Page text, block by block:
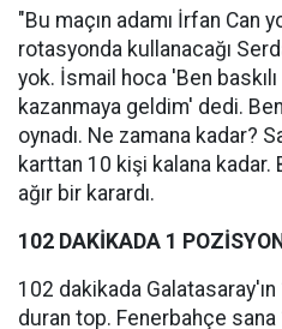
"Bu maçın adamı İrfan Can
rotasyonda kullanacağı
yok. İsmail hoca 'Ben
kazanmaya geldim' dedi.
oynadı. Ne zamana kadar?
karttan 10 kişi kalana
ağır bir karardı.
102 DAKİKADA 1 POZİSYON
102 dakikada
duran top. Fenerbahçe